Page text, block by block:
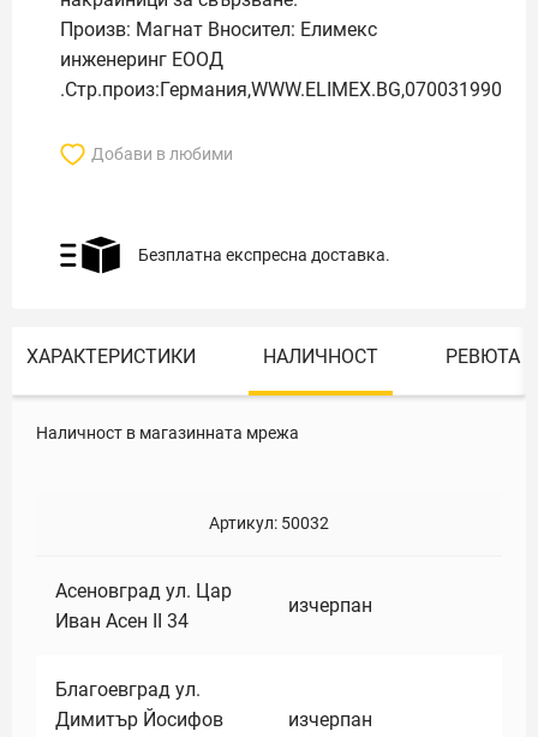
Произв: Магнат Вносител: Елимекс
инженеринг ЕООД
.Стр.произ:Германия,WWW.ELIMEX.BG,070031990
Добави в любими
Безплатна експресна доставка.
ХАРАКТЕРИСТИКИ НАЛИЧНОСТ РЕВЮТА
Наличност в магазинната мрежа
Артикул: 50032
Асеновград ул. Цар
Иван Асен II 34
изчерпан
Благоевград ул.
Димитър Йосифов
изчерпан